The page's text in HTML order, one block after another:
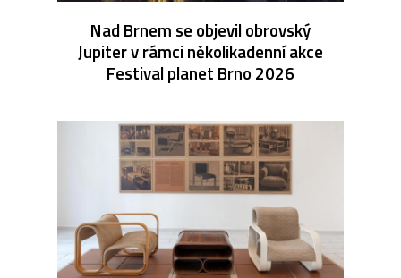
Nad Brnem se objevil obrovský
Jupiter v rámci několikadenní akce
Festival planet Brno 2026